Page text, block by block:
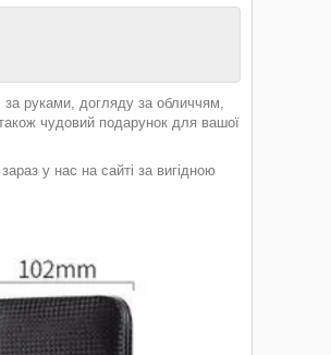
за руками, догляду за обличчям,
чудовий подарунок для вашої
у нас на сайті за вигідною